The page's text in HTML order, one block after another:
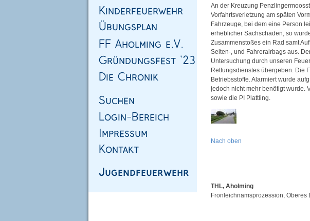
An der Kreuzung
Vorfahrtsverletzung am späten
Fahrzeuge, bei dem eine Person
erheblicher Sachschaden, so
Zusammenstoßes ein Rad samt
Seiten-, und Fahrerairbags aus.
Untersuchung durch unseren
Rettungsdienstes übergeben. Die
Betriebsstoffe. Alarmiert wurde
jedoch nicht mehr benötigt wurde.
sowie die PI Plattling.
Nach oben
THL, Aholming
Fronleichnamsprozession, Oberes